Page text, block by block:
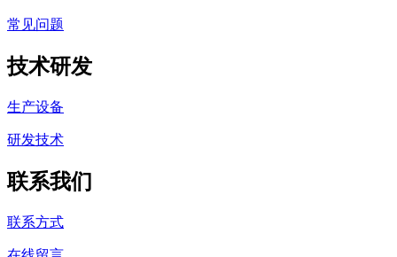
常见问题
技术研发
生产设备
研发技术
联系我们
联系方式